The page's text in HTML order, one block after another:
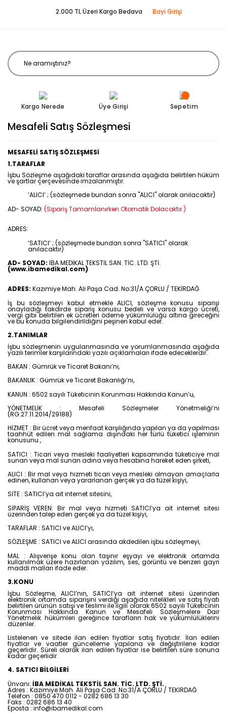
2.000 TL Üzeri Kargo Bedava Bayi Girişi
Kargo Nerede Üye Girişi Sepetim
Mesafeli Satış Sözleşmesi
MESAFELİ SATIŞ SÖZLEŞMESİ
1.TARAFLAR
İşbu Sözleşme aşağıdaki taraflar arasında aşağıda belirtilen hüküm
ve şartlar çerçevesinde imzalanmıştır.
‘ALICI’ ; (sözleşmede bundan sonra "ALICI" olarak anılacaktır)
AD- SOYAD: (Sipariş Tamamlanırken Otomatik Dolacaktır.)
ADRES:
‘SATICI’ ; (sözleşmede bundan sonra "SATICI" olarak
anılacaktır)
AD- SOYAD: İBA MEDİKAL TEKSTİL SAN. TİC. LTD. ŞTİ.
(www.ibamedikal.com)
ADRES: Kazımiye Mah. Ali Paşa Cad. No:31/A ÇORLU / TEKİRDAĞ
İş bu sözleşmeyi kabul etmekle ALICI, sözleşme konusu siparişi
onayladığı takdirde sipariş konusu bedeli ve varsa kargo ücreti,
vergi gibi belirtilen ek ücretleri ödeme yükümlülüğü altına gireceğini
ve bu konuda bilgilendirildiğini peşinen kabul eder.
2.TANIMLAR
İşbu sözleşmenin uygulanmasında ve yorumlanmasında aşağıda
yazılı terimler karşılarındaki yazılı açıklamaları ifade edeceklerdir.
BAKAN : Gümrük ve Ticaret Bakanı’nı,
BAKANLIK : Gümrük ve Ticaret Bakanlığı’nı,
KANUN : 6502 sayılı Tüketicinin Korunması Hakkında Kanun’u,
YÖNETMELİK : Mesafeli Sözleşmeler Yönetmeliği’ni
(RG:27.11.2014/29188)
HİZMET : Bir ücret veya menfaat karşılığında yapılan ya da yapılması
taahhüt edilen mal sağlama dışındaki her türlü tüketici işleminin
konusunu ,
SATICI : Ticari veya mesleki faaliyetleri kapsamında tüketiciye mal
sunan veya mal sunan adına veya hesabına hareket eden şirketi,
ALICI : Bir mal veya hizmeti ticari veya mesleki olmayan amaçlarla
edinen, kullanan veya yararlanan gerçek ya da tüzel kişiyi,
SİTE : SATICI’ya ait internet sitesini,
SİPARİŞ VEREN: Bir mal veya hizmeti SATICI’ya ait internet sitesi
üzerinden talep eden gerçek ya da tüzel kişiyi,
TARAFLAR : SATICI ve ALICI’yı,
SÖZLEŞME : SATICI ve ALICI arasında akdedilen işbu sözleşmeyi,
MAL : Alışverişe konu olan taşınır eşyayı ve elektronik ortamda
kullanılmak üzere hazırlanan yazılım, ses, görüntü ve benzeri gayri
maddi malları ifade eder.
3.KONU
İşbu Sözleşme, ALICI’nın, SATICI’ya ait internet sitesi üzerinden
elektronik ortamda siparişini verdiği aşağıda nitelikleri ve satış fiyatı
belirtilen ürünün satışı ve teslimi ile ilgili olarak 6502 sayılı Tüketicinin
Korunması Hakkında Kanun ve Mesafeli Sözleşmelere Dair
Yönetmelik hükümleri gereğince tarafların hak ve yükümlülüklerini
düzenler.
Listelenen ve sitede ilan edilen fiyatlar satış fiyatıdır. İlan edilen
fiyatlar ve vaatler güncelleme yapılana ve değiştirilene kadar
geçerlidir. Süreli olarak ilan edilen fiyatlar ise belirtilen süre sonuna
kadar geçerlidir.
4. SATICI BİLGİLERİ
Ünvanı: İBA MEDİKAL TEKSTİL SAN. TİC. LTD. ŞTİ.
Adres : Kazımiye Mah. Ali Paşa Cad. No:31/A ÇORLU / TEKİRDAĞ
Telefon : 0850 470 0112 - 0282 686 13 30
Faks : 0282 686 13 40
Eposta : info@ibamedikal.com